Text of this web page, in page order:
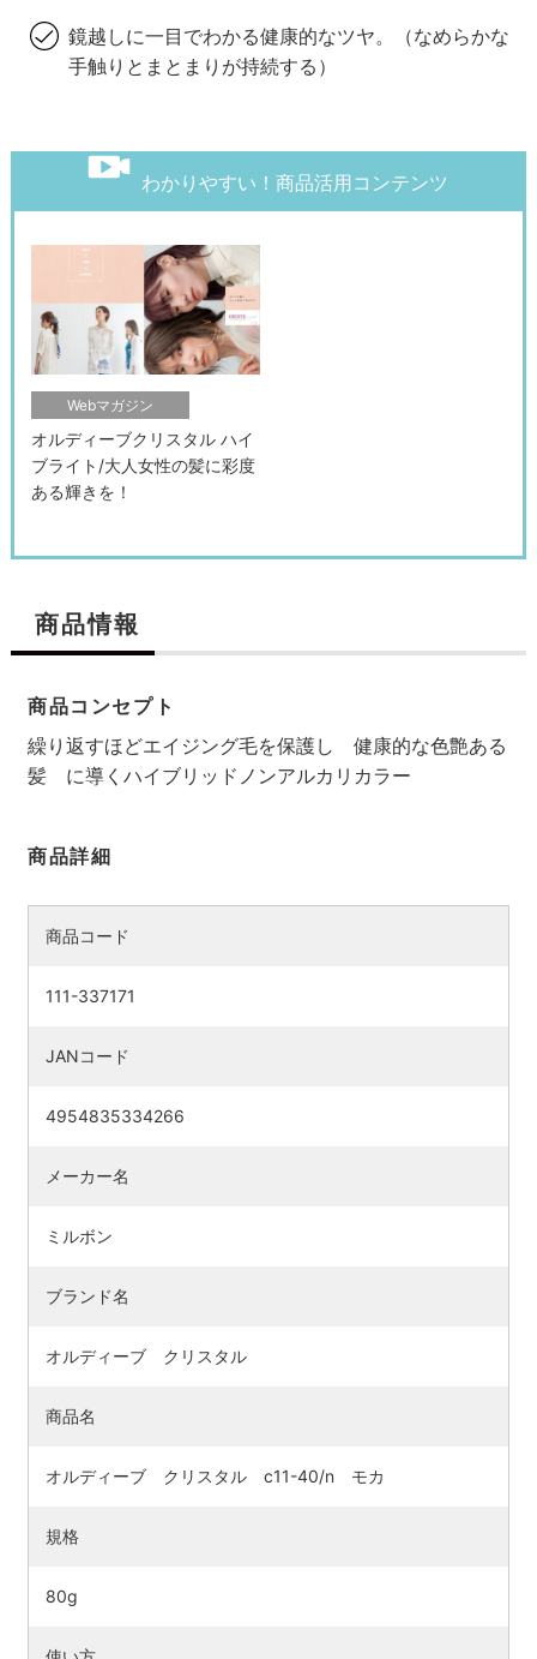
鏡越しに一目でわかる健康的なツヤ。（なめらかな
手触りとまとまりが持続する）
わかりやすい！商品活用コンテンツ
Webマガジン
オルディーブクリスタル ハイ
ブライト/大人女性の髪に彩度
ある輝きを！
商品情報
商品コンセプト
繰り返すほどエイジング毛を保護し 健康的な色艶ある
髪 に導くハイブリッドノンアルカリカラー
商品詳細
商品コード
111-337171
JANコード
4954835334266
メーカー名
ミルボン
ブランド名
オルディーブ クリスタル
商品名
オルディーブ クリスタル c11-40/n モカ
規格
80g